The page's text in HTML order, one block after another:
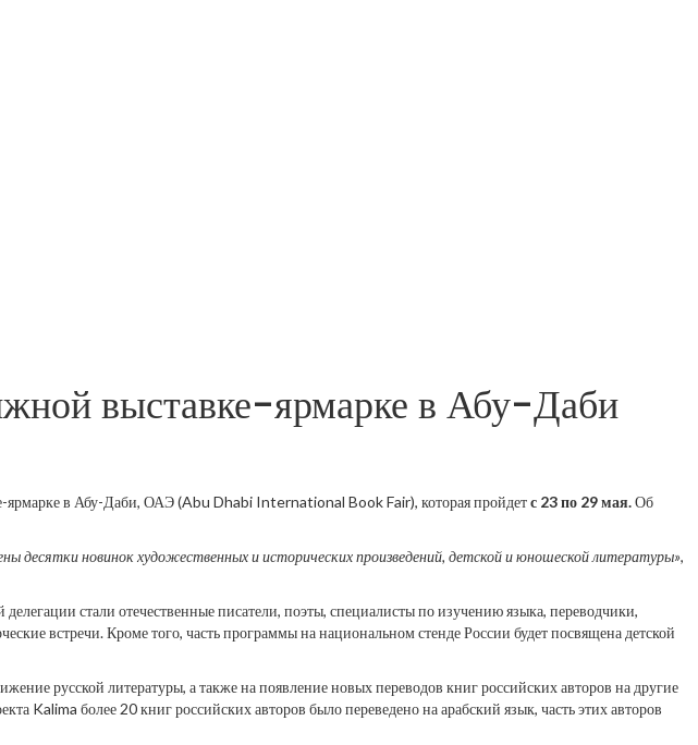
выставке-ярмарке в Абу-Даби
ярмарке в Абу-Даби, ОАЭ (Abu Dhabi International Book Fair), которая пройдетс 23 по 29 мая.Об
десятки новинок художественных и исторических произведений, детской и юношеской литературы»,
стали отечественные писатели, поэты, специалисты по изучению языка, переводчики,
встречи. Кроме того, часть программы на национальном стенде России будет посвящена детской
русской литературы, а также на появление новых переводов книг российских авторов на другие
Kalima более 20 книг российских авторов было переведено на арабский язык, часть этих авторов